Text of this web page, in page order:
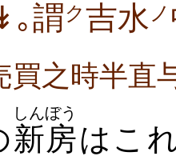
｡謂ク吉水 ノ
買之時半直
新房
しんぼう
はこ